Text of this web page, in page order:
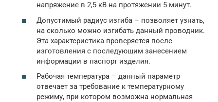
напряжение в 2,5 кВ на протяжении 5 минут.
Допустимый радиус изгиба – позволяет узнать,
на сколько можно изгибать данный проводник.
Эта характеристика проверяется после
изготовления с последующим занесением
информации в паспорт изделия.
Рабочая температура – данный параметр
отвечает за требование к температурному
режиму, при котором возможна нормальная